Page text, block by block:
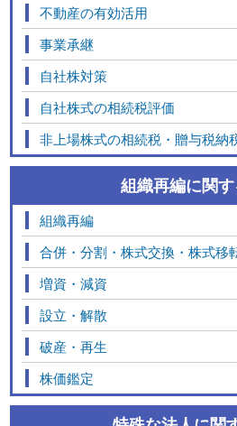
不動産の有効活用
事業承継
自社株対策
自社株式の相続税評価
非上場株式の相続税・贈与税納
組織再編に関
組織再編
合併・分割・株式交換・株式移
増資・減資
設立・解散
破産・再生
株価鑑定